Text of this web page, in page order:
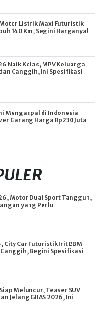
Motor Listrik Maxi Futuristik
140 Km, Segini Harganya!
Naik Kelas, MPV Keluarga
Canggih, Ini Spesifikasi
Mengaspal di Indonesia
Garang Harga Rp230 Juta
Motor Dual Sport Tangguh,
yang Perlu
City Car Futuristik Irit BBM
Begini Spesifikasi
Meluncur, Teaser SUV
Jelang GIIAS 2026, Ini